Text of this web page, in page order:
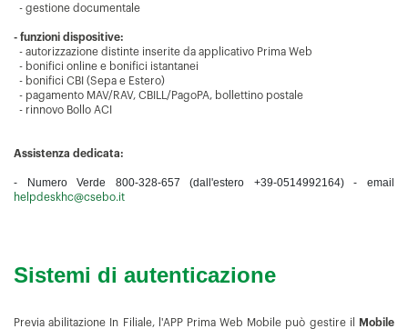
- gestione documentale
- funzioni dispositive:
- autorizzazione distinte inserite da applicativo Prima Web
- bonifici online e bonifici istantanei
- bonifici CBI (Sepa e Estero)
- pagamento MAV/RAV, CBILL/PagoPA, bollettino postale
- rinnovo Bollo ACI
Assistenza dedicata:
- Numero Verde 800-328-657 (dall'estero +39-0514992164) - email
helpdeskhc@csebo.it
Sistemi di autenticazione
Previa abilitazione In Filiale, l'APP Prima Web Mobile può gestire il
Mobile